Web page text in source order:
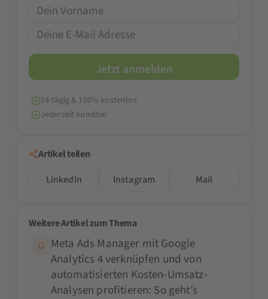
14-tägig & 100% kostenlos
Jederzeit kündbar
Artikel teilen
LinkedIn
Instagram Mail
Weitere Artikel zum Thema
Meta Ads Manager mit Google
Analytics 4 verknüpfen und von
automatisierten Kosten-Umsatz-
Analysen profitieren: So geht’s